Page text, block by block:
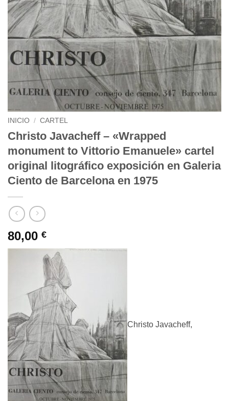
INICIO / CARTEL
Christo Javacheff – «Wrapped
monument to Vittorio Emanuele» cartel
original litográfico exposición en Galeria
Ciento de Barcelona en 1975
80,00 €
Christo Javacheff,